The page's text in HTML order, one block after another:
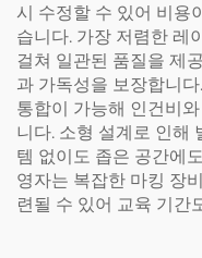
시 수정할 수 있어 비용
습니다. 가장 저렴한 레
걸쳐 일관된 품질을 제
과 가독성을 보장합니
통합이 가능해 인건비
니다. 소형 설계로 인해
템 없이도 좁은 공간에
영자는 복잡한 마킹 장
련될 수 있어 교육 기간